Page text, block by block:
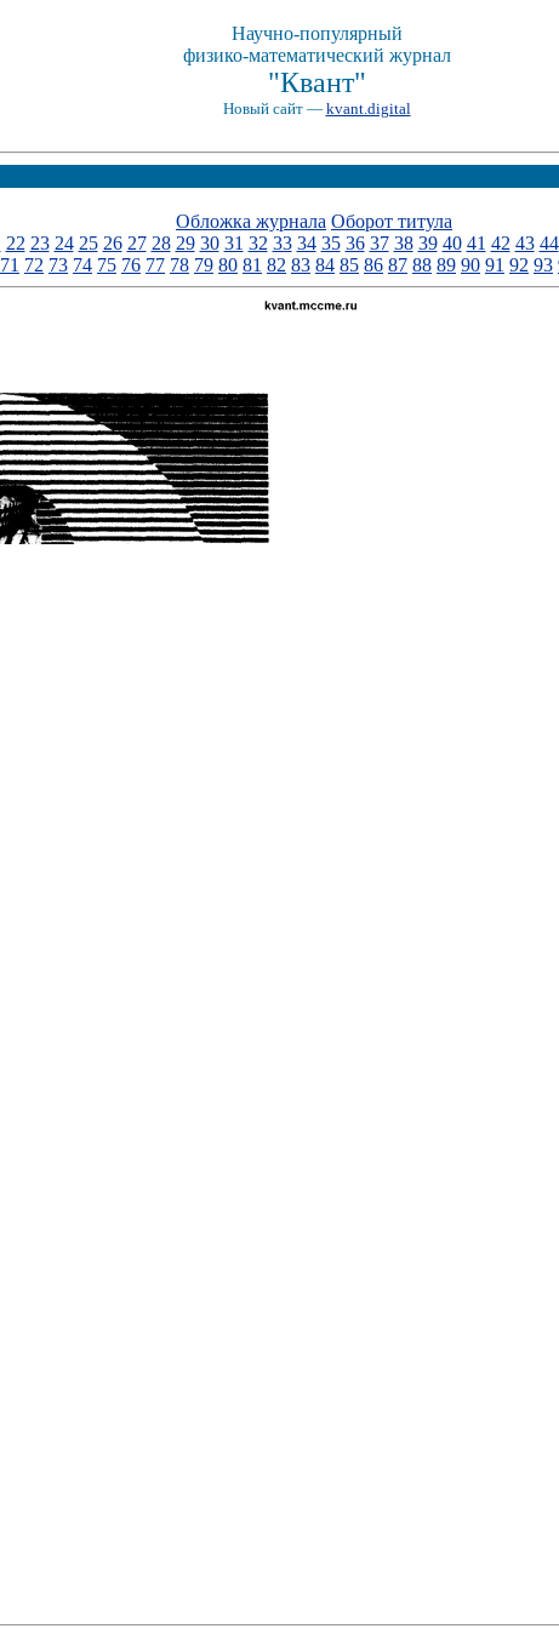
Научно-популярный
физико-математический журнал
"Квант"
Новый сайт — kvant.digital
Обложка журнала Оборот титула
22 23 24 25 26 27 28 29 30 31 32 33 34 35 36 37 38 39 40 41 42 43 44
71 72 73 74 75 76 77 78 79 80 81 82 83 84 85 86 87 88 89 90 91 92 93